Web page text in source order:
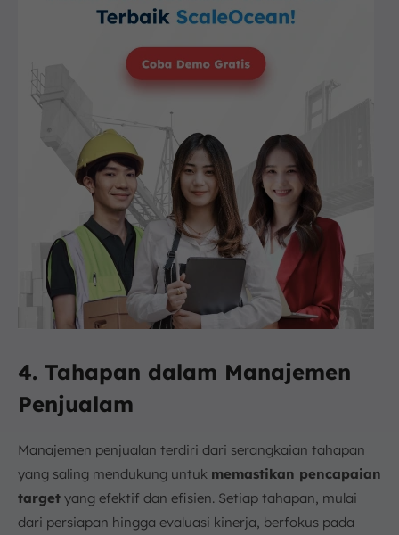
4. Tahapan dalam Manajemen
Penjualam
Manajemen penjualan terdiri dari serangkaian tahapan
yang saling mendukung untuk memastikan pencapaian
target yang efektif dan efisien. Setiap tahapan, mulai
dari persiapan hingga evaluasi kinerja, berfokus pada